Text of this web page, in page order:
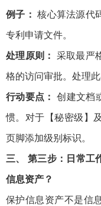
例子： 核心算法源代
专利申请文件。
处理原则： 采取最严
格的访问审批。处理
行动要点： 创建文档
惯。对于【秘密级】
页脚添加级别标识。
三、 第三步：日常
信息资产？
保护信息资产不是信